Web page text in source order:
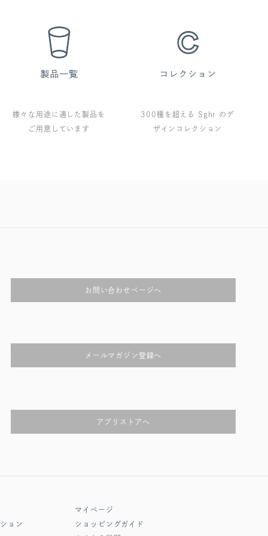
様々な用途に適した製品を
ご用意しています
300種を超える Sghr のデ
ザインコレクション
お問い合わせページへ
メールマガジン登録へ
アプリストアへ
ョン
マイページ
ショッピングガイド